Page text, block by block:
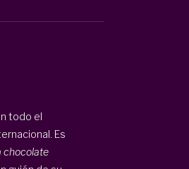
todo el
Es
chocolate